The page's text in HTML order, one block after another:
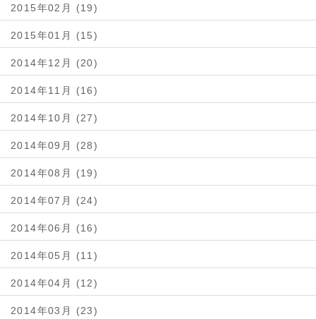
2015年02月 (19)
2015年01月 (15)
2014年12月 (20)
2014年11月 (16)
2014年10月 (27)
2014年09月 (28)
2014年08月 (19)
2014年07月 (24)
2014年06月 (16)
2014年05月 (11)
2014年04月 (12)
2014年03月 (23)